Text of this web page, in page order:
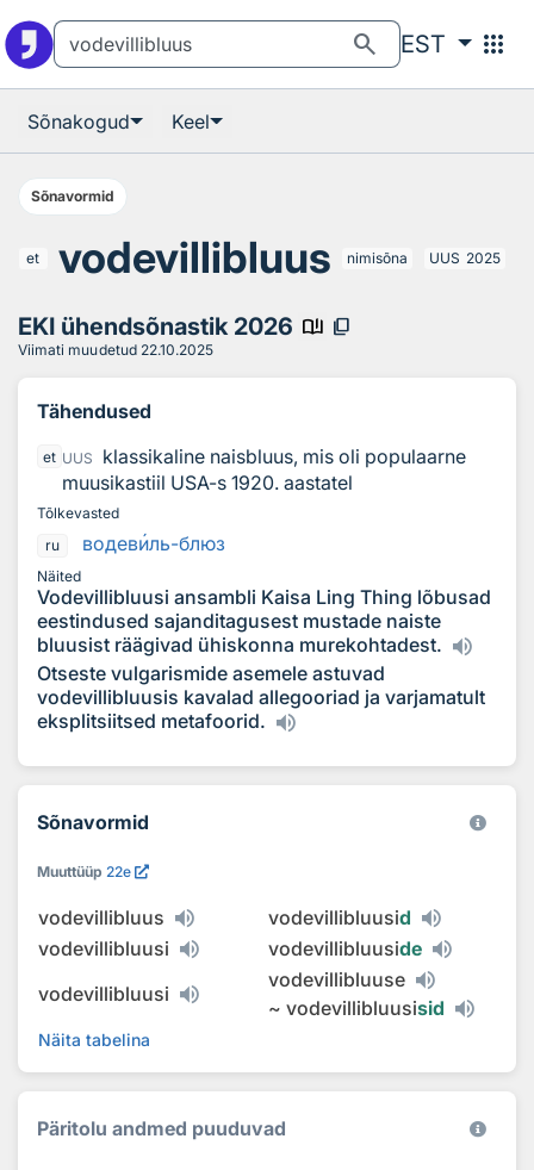
search EST apps
Sõnakogud Keel
Sõnavormid
et vodevillibluus nimisõna UUS 2025
EKI ühendsõnastik 2026 book_ribbon content_copy
Viimati muudetud 22.10.2025
Tähendused
et UUS
klassikaline naisbluus, mis oli populaarne
muusikastiil USA-s 1920. aastatel
Tõlkevasted
ru
водевиль-блюз
Näited
Vodevillibluusi ansambli Kaisa Ling Thing lõbusad
eestindused sajanditagusest mustade naiste
bluusist räägivad ühiskonna murekohtadest.
Otseste vulgarismide asemele astuvad
vodevillibluusis kavalad allegooriad ja varjamatult
eksplitsiitsed metafoorid.
Sõnavormid
Muuttüüp 22e
vodevillibluus vodevillibluusid
vodevillibluusi
vodevillibluuside
vodevillibluusi
vodevillibluuse
~ vodevillibluusisid
Näita tabelina
Päritolu andmed puuduvad